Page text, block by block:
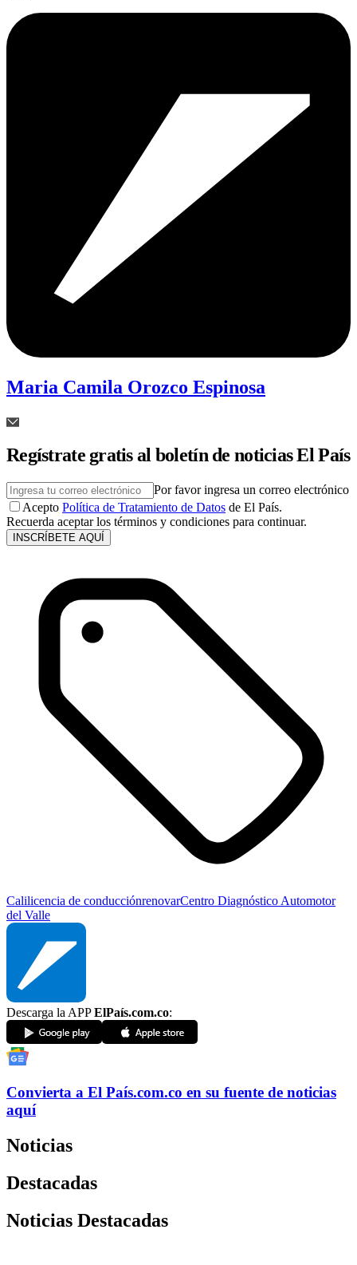
Maria Camila Orozco Espinosa
Regístrate gratis al boletín de noticias El País
Por favor ingresa un correo electrónico
Acepto Política de Tratamiento de Datos de El País.
Recuerda aceptar los términos y condiciones para continuar.
INSCRÍBETE AQUÍ
Calilicencia de conducciónrenovarCentro Diagnóstico Automotor
del Valle
Descarga la APPElPaís.com.co:
Convierta a El País.com.co en su fuente de noticias
aquí
Noticias
Destacadas
Noticias Destacadas